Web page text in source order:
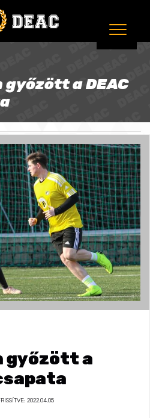
a DEAC
győzött a
2022.04.05